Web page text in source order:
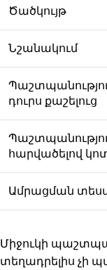
Ծածկույթ
Նշանակում
դուրս քաշելուց
հարվածելով
Ամրացման
Միջուկի
տեղադրելիս չի